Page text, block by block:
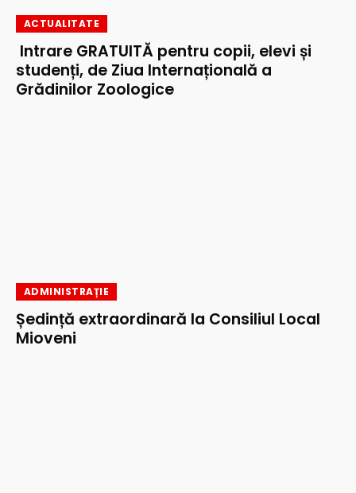
ACTUALITATE
Intrare GRATUITĂ pentru copii, elevi și
studenți, de Ziua Internațională a
Grădinilor Zoologice
ADMINISTRAȚIE
Ședință extraordinară la Consiliul Local
Mioveni